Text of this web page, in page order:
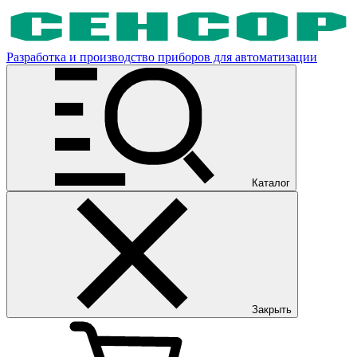
Разработка и производство приборов для автоматизации
Каталог
Закрыть